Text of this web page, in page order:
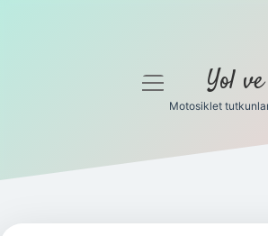
Gizlilik Politikası
Yasal Uyarı
menüyü
Yol
Motosiklet